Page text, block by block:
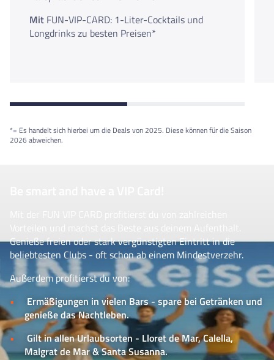
Mit FUN-VIP-CARD: 1-Liter-Cocktails und
Longdrinks zu besten Preisen*
*= Es handelt sich hierbei um die Deals von 2025. Diese können für die Saison
2026 abweichen.
Genieße freien oder stark vergünstigten Eintritt in die
beliebtesten Clubs - oft schon ab einem Mindestverzehr.
Außerdem profitierst du von:
Ermäßigungen in vielen Bars - spare bei Getränken und
genieße das Nachtleben.
Gilt in allen Urlaubsorten - Lloret de Mar, Calella,
Malgrat de Mar & Santa Susanna.